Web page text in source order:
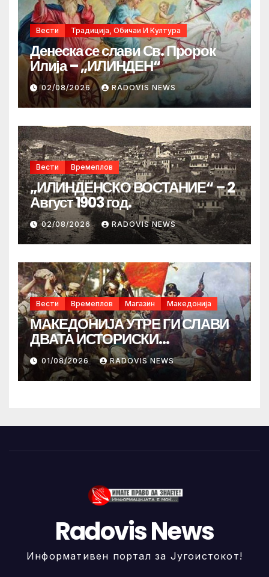
Вести Традиција, Обичаи И Култура
Денеска се слави Св. Пророк
Илија – „ИЛИНДЕН“
02/08/2026 RADOVIS NEWS
Вести Времеплов
„ИЛИНДЕНСКО ВОСТАНИЕ“ – 2
Август 1903 год.
02/08/2026 RADOVIS NEWS
Вести Времеплов Магазин Македонија
МАКЕДОНИЈА УТРЕ ГИ СЛАВИ
ДВАТА ИСТОРИСКИ
ИЛИНДЕНА!
01/08/2026 RADOVIS NEWS
Radovis News
Информативен портал за Југоистокот!